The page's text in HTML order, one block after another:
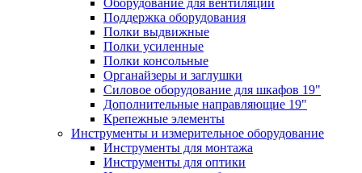
Оборудование для вентиляции
Поддержка оборудования
Полки выдвижные
Полки усиленные
Полки консольные
Органайзеры и заглушки
Силовое оборудование для шкафов 19"
Дополнительные направляющие 19"
Крепежные элементы
Инструменты и измерительное оборудование
Инструменты для монтажа
Инструменты для оптики